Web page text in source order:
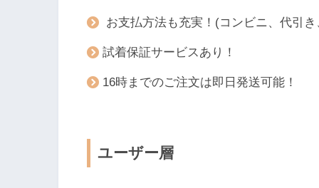
お支払方法も充実！(コンビニ、代引
試着保証サービスあり！
16時までのご注文は即日発送可能！
ユーザー層